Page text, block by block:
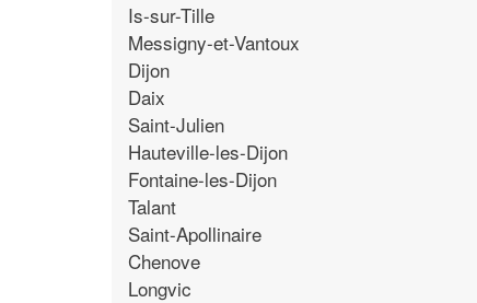
Is-sur-Tille
Messigny-et-Vantoux
Dijon
Daix
Saint-Julien
Hauteville-les-Dijon
Fontaine-les-Dijon
Talant
Saint-Apollinaire
Chenove
Longvic